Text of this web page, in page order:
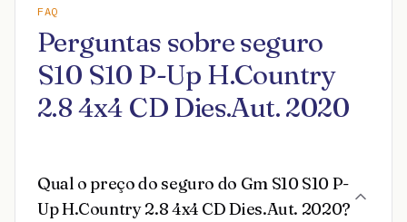
FAQ
Perguntas sobre seguro
S10 S10 P-Up H.Country
2.8 4x4 CD Dies.Aut. 2020
Qual o preço do seguro do Gm S10 S10 P-
Up H.Country 2.8 4x4 CD Dies.Aut. 2020?